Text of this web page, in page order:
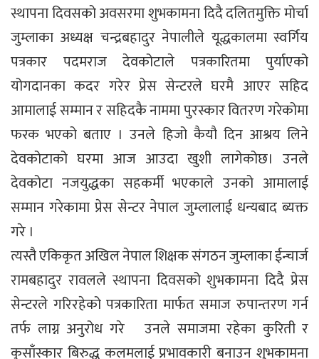
स्थापना दिवसको अवसरमा शुभकामना दिदै दलितमुक्ति मोर्चा
जुम्लाका अध्यक्ष चन्द्रबहादुर नेपालीले यूद्धकालमा स्वर्गिय
पत्रकार पदमराज देवकोटाले पत्रकारितमा पुर्याएको
योगदानका कदर गरेर प्रेस सेन्टरले घरमै आएर सहिद
आमालाई सम्मान र सहिदकै नाममा पुरस्कार वितरण गरेकोमा
फरक भएको बताए । उनले हिजो कैयौ दिन आश्रय लिने
देवकोटाको घरमा आज आउदा खुशी लागेकोछ। उनले
देवकोटा नजयुद्धका सहकर्मी भएकाले उनको आमालाई
सम्मान गरेकामा प्रेस सेन्टर नेपाल जुम्लालाई धन्यबाद ब्यक्त
गरे ।
त्यस्तै एकिकृत अखिल नेपाल शिक्षक संगठन जुम्लाका ईन्चार्ज
रामबहादुर रावलले स्थापना दिवसको शुभकामना दिदै प्रेस
सेन्टरले गरिरहेको पत्रकारिता मार्फत समाज रुपान्तरण गर्न
तर्फ लाग्न अनुरोध गरे उनले समाजमा रहेका कुरिती र
कुसाँस्कार बिरुद्ध कलमलाई प्रभावकारी बनाउन शुभकामना